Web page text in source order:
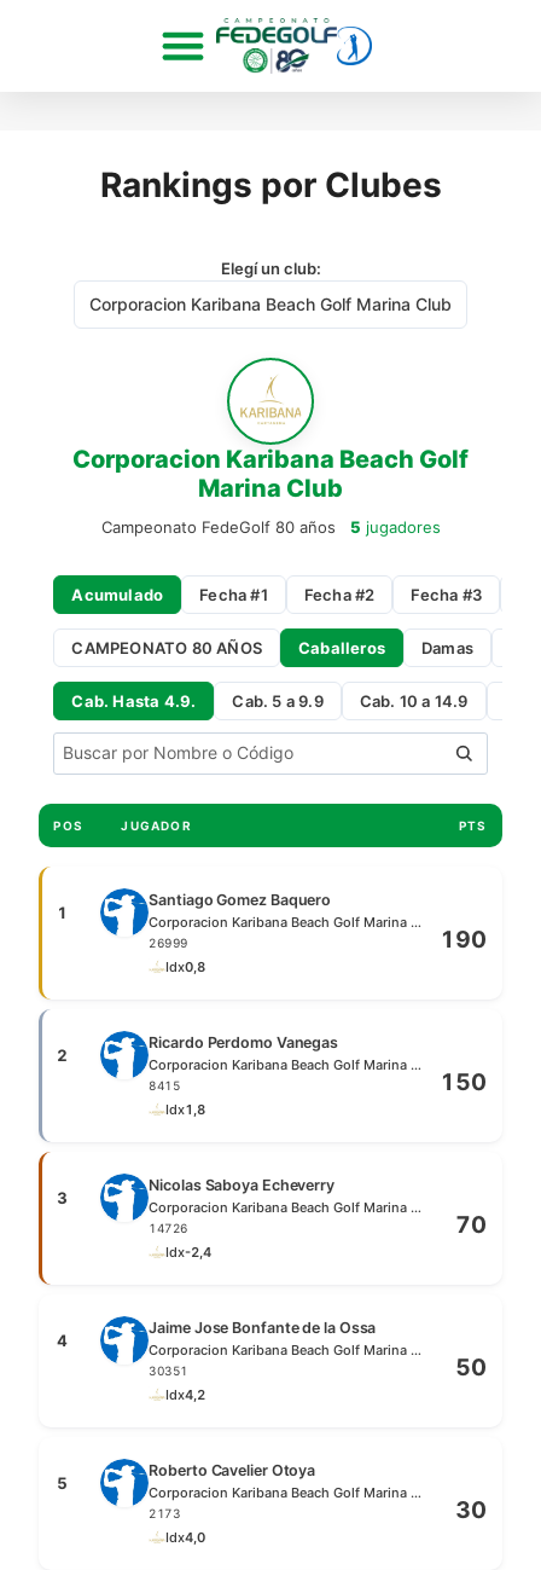
Rankings por Clubes
Elegí un club:
Corporacion Karibana Beach Golf
Marina Club
Campeonato FedeGolf 80 años 5 jugadores
Acumulado Fecha #1 Fecha #2 Fecha #3
CAMPEONATO 80 AÑOS Caballeros Damas
Cab. Hasta 4.9. Cab. 5 a 9.9 Cab. 10 a 14.9
POS JUGADOR PTS
1
Santiago Gomez Baquero
Corporacion Karibana Beach Golf Marina Club
26999
Idx0,8
190
2
Ricardo Perdomo Vanegas
Corporacion Karibana Beach Golf Marina Club
8415
Idx1,8
150
3
Nicolas Saboya Echeverry
Corporacion Karibana Beach Golf Marina Club
14726
Idx-2,4
70
4
Jaime Jose Bonfante de la Ossa
Corporacion Karibana Beach Golf Marina Club
30351
Idx4,2
50
5
Roberto Cavelier Otoya
Corporacion Karibana Beach Golf Marina Club
2173
Idx4,0
30